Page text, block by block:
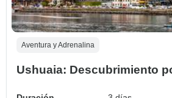
Aventura y Adrenalina
Ushuaia: Descubrimiento